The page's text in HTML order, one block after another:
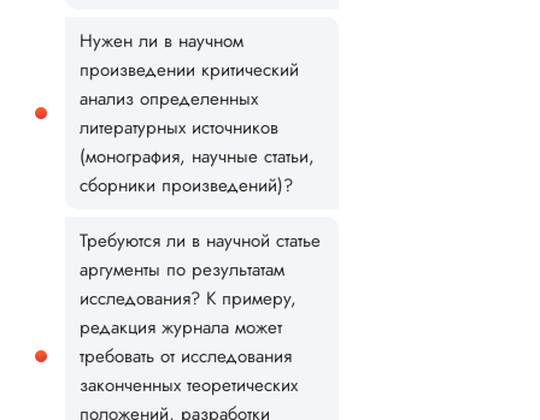
Нужен ли в научном
произведении критический
анализ определенных
литературных источников
(монография, научные статьи,
сборники произведений)?
Требуются ли в научной статье
аргументы по результатам
исследования? К примеру,
редакция журнала может
требовать от исследования
законченных теоретических
положений, разработки